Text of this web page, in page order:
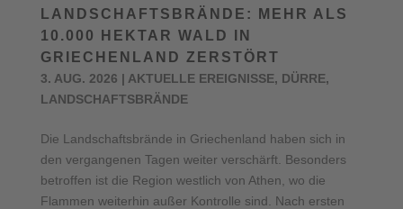
LANDSCHAFTSBRÄNDE: MEHR ALS
10.000 HEKTAR WALD IN
GRIECHENLAND ZERSTÖRT
3. AUG. 2026 | AKTUELLE EREIGNISSE, DÜRRE,
LANDSCHAFTSBRÄNDE
Die Landschaftsbrände in Griechenland haben sich in
den vergangenen Tagen weiter verschärft. Besonders
betroffen ist die Region westlich von Athen, wo die
Flammen weiterhin außer Kontrolle sind. Nach ersten